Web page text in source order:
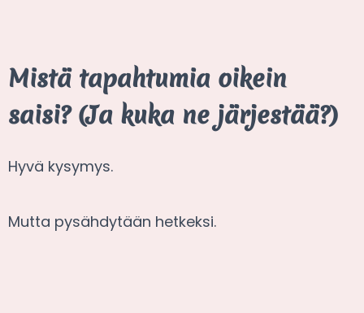
Mistä tapahtumia oikein
saisi? (Ja kuka ne järjestää?)
Hyvä kysymys.
Mutta pysähdytään hetkeksi.